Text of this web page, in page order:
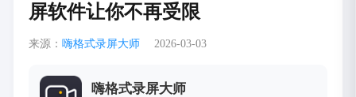
屏软件让你不再受限
来源： 嗨格式录屏大师 2026-03-03
嗨格式录屏大师